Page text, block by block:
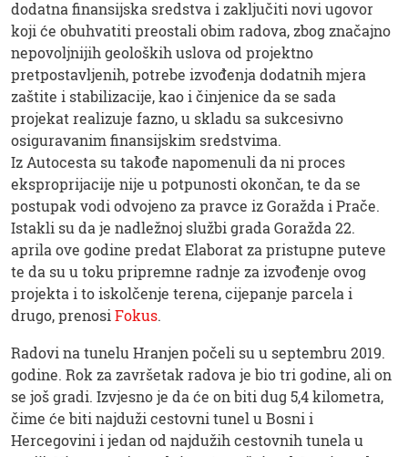
dodatna finansijska sredstva i zaključiti novi ugovor
koji će obuhvatiti preostali obim radova, zbog značajno
nepovoljnijih geoloških uslova od projektno
pretpostavljenih, potrebe izvođenja dodatnih mjera
zaštite i stabilizacije, kao i činjenice da se sada
projekat realizuje fazno, u skladu sa sukcesivno
osiguravanim finansijskim sredstvima.
Iz Autocesta su takođe napomenuli da ni proces
eksproprijacije nije u potpunosti okončan, te da se
postupak vodi odvojeno za pravce iz Goražda i Prače.
Istakli su da je nadležnoj službi grada Goražda 22.
aprila ove godine predat Elaborat za pristupne puteve
te da su u toku pripremne radnje za izvođenje ovog
projekta i to iskolčenje terena, cijepanje parcela i
drugo, prenosiFokus.
Radovi na tunelu Hranjen počeli su u septembru 2019.
godine. Rok za završetak radova je bio tri godine, ali on
se još gradi. Izvjesno je da će on biti dug 5,4 kilometra,
čime će biti najduži cestovni tunel u Bosni i
Hercegovini i jedan od najdužih cestovnih tunela u